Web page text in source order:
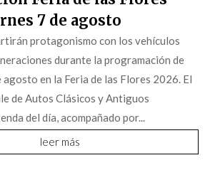
7 de agosto
protagonismo con los vehículos
durante la programación de
agosto en la Feria de las Flores 2026. El
de Autos Clásicos y Antiguos
del día, acompañado por...
leer más